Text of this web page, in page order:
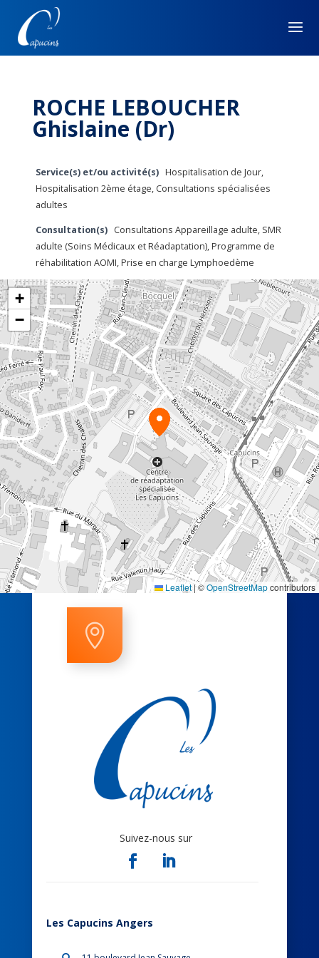
ROCHE LEBOUCHER
Ghislaine (Dr)
Service(s) et/ou activité(s) Hospitalisation de Jour,
Hospitalisation 2ème étage, Consultations spécialisées
adultes
Consultation(s)
Consultations Appareillage adulte, SMR
adulte (Soins Médicaux et Réadaptation), Programme de
réhabilitation AOMI, Prise en charge Lymphoedème
+
−
Leaflet |©OpenStreetMapcontributors

Suivez-nous sur
Les Capucins Angers